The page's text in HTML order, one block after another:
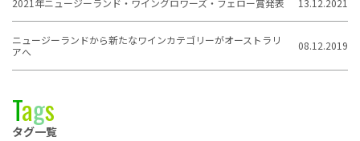
2021年ニュージーランド・ワイングロワーズ・フェロー賞発表 13.12.2021
ニュージーランドから新たなワインカテゴリーがオーストラリ
アへ
08.12.2019
Tags
タグ一覧